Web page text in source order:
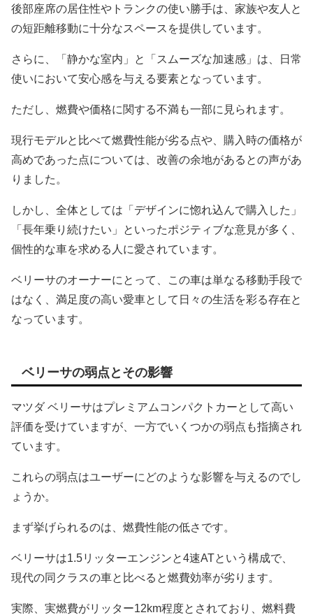
後部座席の居住性やトランクの使い勝手は、家族や友人と
の短距離移動に十分なスペースを提供しています。
さらに、「静かな室内」と「スムーズな加速感」は、日常
使いにおいて安心感を与える要素となっています。
ただし、燃費や価格に関する不満も一部に見られます。
現行モデルと比べて燃費性能が劣る点や、購入時の価格が
高めであった点については、改善の余地があるとの声があ
りました。
しかし、全体としては「デザインに惚れ込んで購入した」
「長年乗り続けたい」といったポジティブな意見が多く、
個性的な車を求める人に愛されています。
ベリーサのオーナーにとって、この車は単なる移動手段で
はなく、満足度の高い愛車として日々の生活を彩る存在と
なっています。
ベリーサの弱点とその影響
マツダ ベリーサはプレミアムコンパクトカーとして高い
評価を受けていますが、一方でいくつかの弱点も指摘され
ています。
これらの弱点はユーザーにどのような影響を与えるのでし
ょうか。
まず挙げられるのは、燃費性能の低さです。
ベリーサは1.5リッターエンジンと4速ATという構成で、
現代の同クラスの車と比べると燃費効率が劣ります。
実際、実燃費がリッター12km程度とされており、燃料費